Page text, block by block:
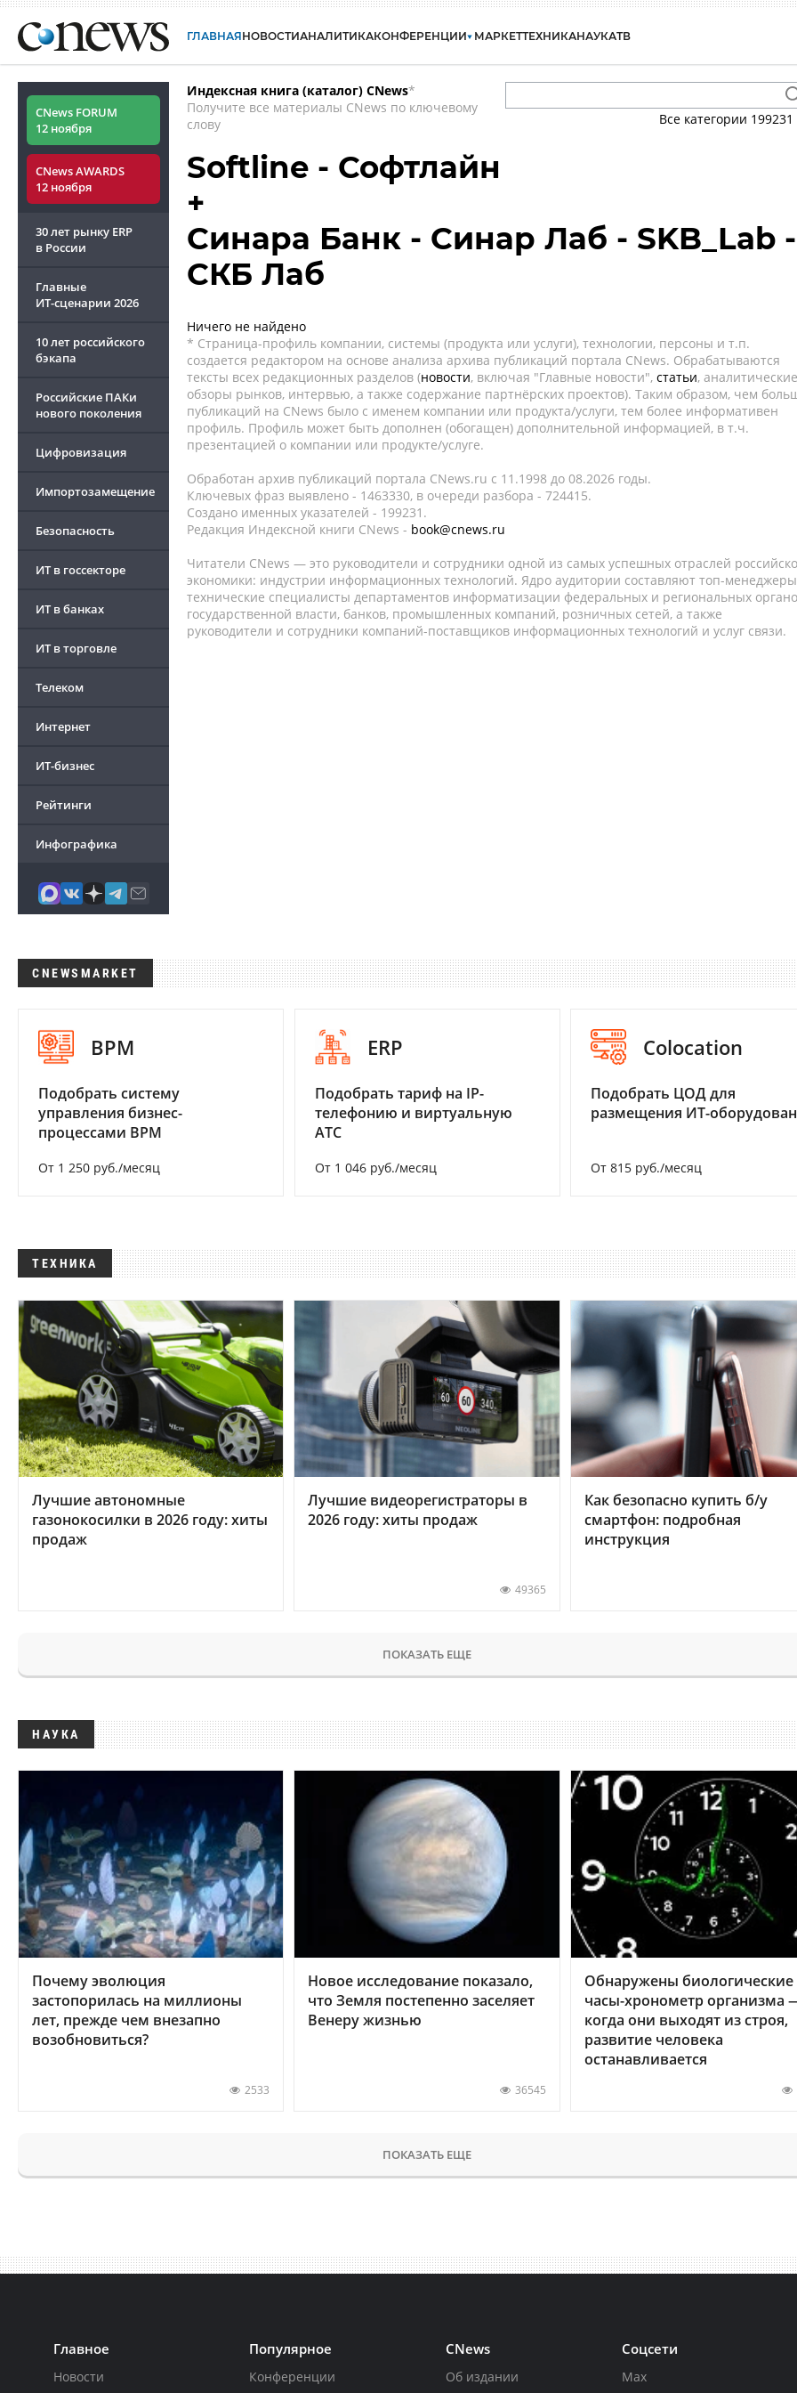
ГЛАВНАЯНОВОСТИАНАЛИТИКАКОНФЕРЕНЦИИ МАРКЕТТЕХНИКАНАУКАТВ
CNews FORUM
12 ноября
CNews AWARDS
12 ноября
30 лет рынку ERP
в России
Главные
ИТ-сценарии 2026
10 лет российского
бэкапа
Российские ПАКи
нового поколения
Цифровизация
Импортозамещение
Безопасность
ИТ в госсекторе
ИТ в банках
ИТ в торговле
Телеком
Интернет
ИТ-бизнес
Рейтинги
Инфографика
Индексная книга (каталог) CNews*
Получите все материалы CNews по ключевому
слову
Все категории 199231
Softline - Софтлайн
+
Синара Банк - Синар Лаб - SKB_Lab -
СКБ Лаб
Ничего не найдено
* Страница-профиль компании, системы (продукта или услуги), технологии, персоны и т.п.
создается редактором на основе анализа архива публикаций портала CNews. Обрабатываются
тексты всех редакционных разделов (новости, включая "Главные новости", статьи, аналитические
обзоры рынков, интервью, а также содержание партнёрских проектов). Таким образом, чем
публикаций на CNews было с именем компании или продукта/услуги, тем более информативен
профиль. Профиль может быть дополнен (обогащен) дополнительной информацией, в т.ч.
презентацией о компании или продукте/услуге.
Обработан архив публикаций портала CNews.ru c 11.1998 до 08.2026 годы.
Ключевых фраз выявлено - 1463330, в очереди разбора - 724415.
Создано именных указателей - 199231.
Редакция Индексной книги CNews - book@cnews.ru
Читатели CNews — это руководители и сотрудники одной из самых успешных отраслей
экономики: индустрии информационных технологий. Ядро аудитории составляют топ-
технические специалисты департаментов информатизации федеральных и региональных
государственной власти, банков, промышленных компаний, розничных сетей, а также
руководители и сотрудники компаний-поставщиков информационных технологий и услуг связи.
CNEWSMARKET
BPM
Подобрать систему
управления бизнес-
процессами BPM
От 1 250 руб./месяц
ERP
Подобрать тариф на IP-
телефонию и виртуальную
АТС
От 1 046 руб./месяц
Colocation
Подобрать ЦОД для
размещения ИТ-
От 815 руб./месяц
ТЕХНИКА
Лучшие автономные
газонокосилки в 2026 году: хиты
продаж
Лучшие видеорегистраторы в
2026 году: хиты продаж
49365
Как безопасно купить б/у
смартфон: подробная
инструкция
ПОКАЗАТЬ ЕЩЕ
НАУКА
Почему эволюция
застопорилась на миллионы
лет, прежде чем внезапно
возобновиться?
2533
Новое исследование показало,
что Земля постепенно заселяет
Венеру жизнью
36545
Обнаружены биологические
часы-хронометр организма
когда они выходят из строя,
развитие человека
останавливается
ПОКАЗАТЬ ЕЩЕ
Главное
Новости
Популярное
Конференции
CNews
Об издании
Соцсети
Max